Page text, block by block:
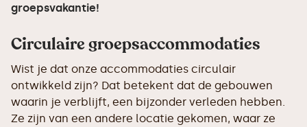
groepsvakantie!
Circulaire groepsaccommodaties
Wist je dat onze accommodaties circulair
ontwikkeld zijn? Dat betekent dat de gebouwen
waarin je verblijft, een bijzonder verleden hebben.
Ze zijn van een andere locatie gekomen, waar ze